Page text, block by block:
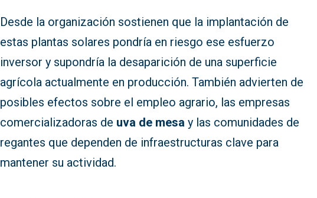
Desde la organización sostienen que la implantación de
estas plantas solares pondría en riesgo ese esfuerzo
inversor y supondría la desaparición de una superficie
agrícola actualmente en producción. También advierten de
posibles efectos sobre el empleo agrario, las empresas
comercializadoras de uva de mesa y las comunidades de
regantes que dependen de infraestructuras clave para
mantener su actividad.